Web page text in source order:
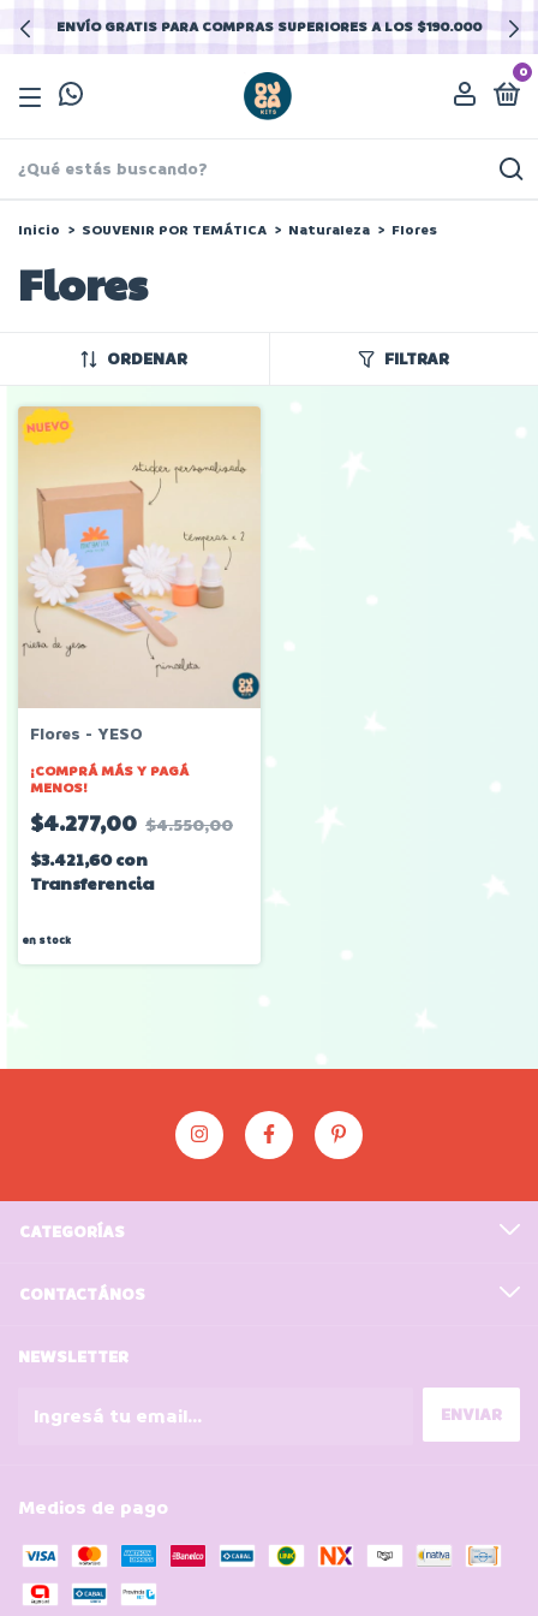
ENVÍO GRATIS PARA COMPRAS SUPERIORES A LOS $190.000
0
Inicio > SOUVENIR POR TEMÁTICA > Naturaleza > Flores
Flores
ORDENAR FILTRAR
Flores - YESO
¡COMPRÁ MÁS Y PAGÁ
MENOS!
$4.277,00 $4.550,00
$3.421,60con
Transferencia
en stock
CATEGORÍAS
CONTACTÁNOS
NEWSLETTER
Medios de pago